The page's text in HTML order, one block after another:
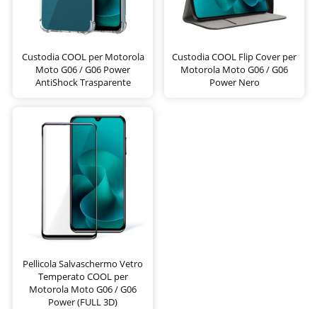
Custodia COOL per Motorola
Moto G06 / G06 Power
AntiShock Trasparente
Custodia COOL Flip Cover per
Motorola Moto G06 / G06
Power Nero
Pellicola Salvaschermo Vetro
Temperato COOL per
Motorola Moto G06 / G06
Power (FULL 3D)